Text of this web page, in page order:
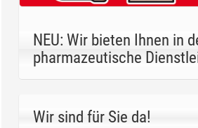
NEU: Wir bieten Ihnen in
pharmazeutische
Wir sind für Sie da!